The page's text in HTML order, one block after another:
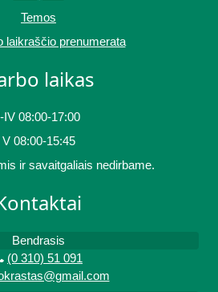
Temos
laikraščio prenumerata
laikas
IV 08:00-17:00
V 08:00-15:45
ir savaitgaliais nedirbame.
Bendrasis
(0 310) 51 091